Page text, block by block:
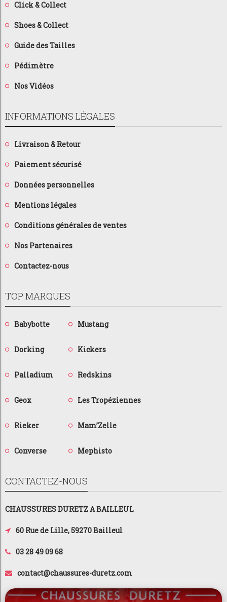
Click & Collect
Shoes & Collect
Guide des Tailles
Pédimètre
Nos Vidéos
INFORMATIONS LÉGALES
Livraison & Retour
Paiement sécurisé
Données personnelles
Mentions légales
Conditions générales de ventes
Nos Partenaires
Contactez-nous
TOP MARQUES
Babybotte Mustang
Dorking Kickers
Palladium Redskins
Geox Les Tropéziennes
Rieker Mam’Zelle
Converse Mephisto
CONTACTEZ-NOUS
CHAUSSURES DURETZ A BAILLEUL
60 Rue de Lille, 59270 Bailleul
03 28 49 09 68
contact@chaussures-duretz.com